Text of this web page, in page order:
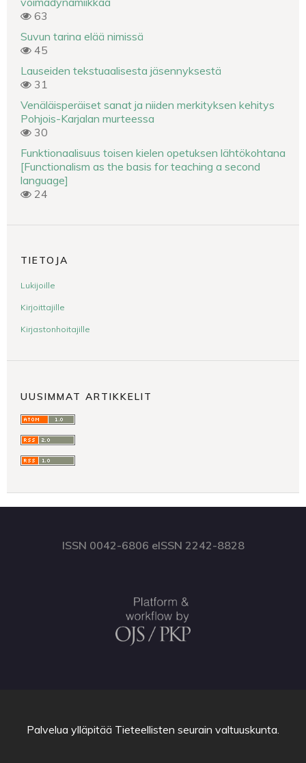
63
Suvun tarina elää nimissä
45
Lauseiden tekstuaalisesta jäsennyksestä
31
Venäläisperäiset sanat ja niiden merkityksen kehitys
Pohjois-Karjalan murteessa
30
Funktionaalisuus toisen kielen opetuksen lähtökohtana
[Functionalism as the basis for teaching a second
language]
24
TIETOJA
Lukijoille
Kirjoittajille
Kirjastonhoitajille
UUSIMMAT ARTIKKELIT
ISSN 0042-6806 eISSN 2242-8828
Palvelua ylläpitää Tieteellisten seurain valtuuskunta.